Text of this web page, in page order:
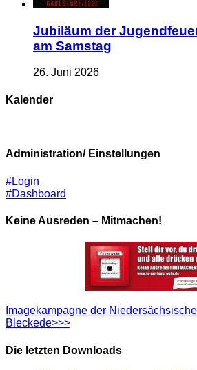
Jubiläum der
am Samstag
26. Juni 2026
Kalender
Administration/ Einstellungen
#Login
#Dashboard
Keine Ausreden – Mitmachen!
Imagekampagne der
Bleckede>>>
Die letzten Downloads